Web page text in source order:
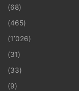
(68)
(465)
(1٬026)
(31)
(33)
(9)